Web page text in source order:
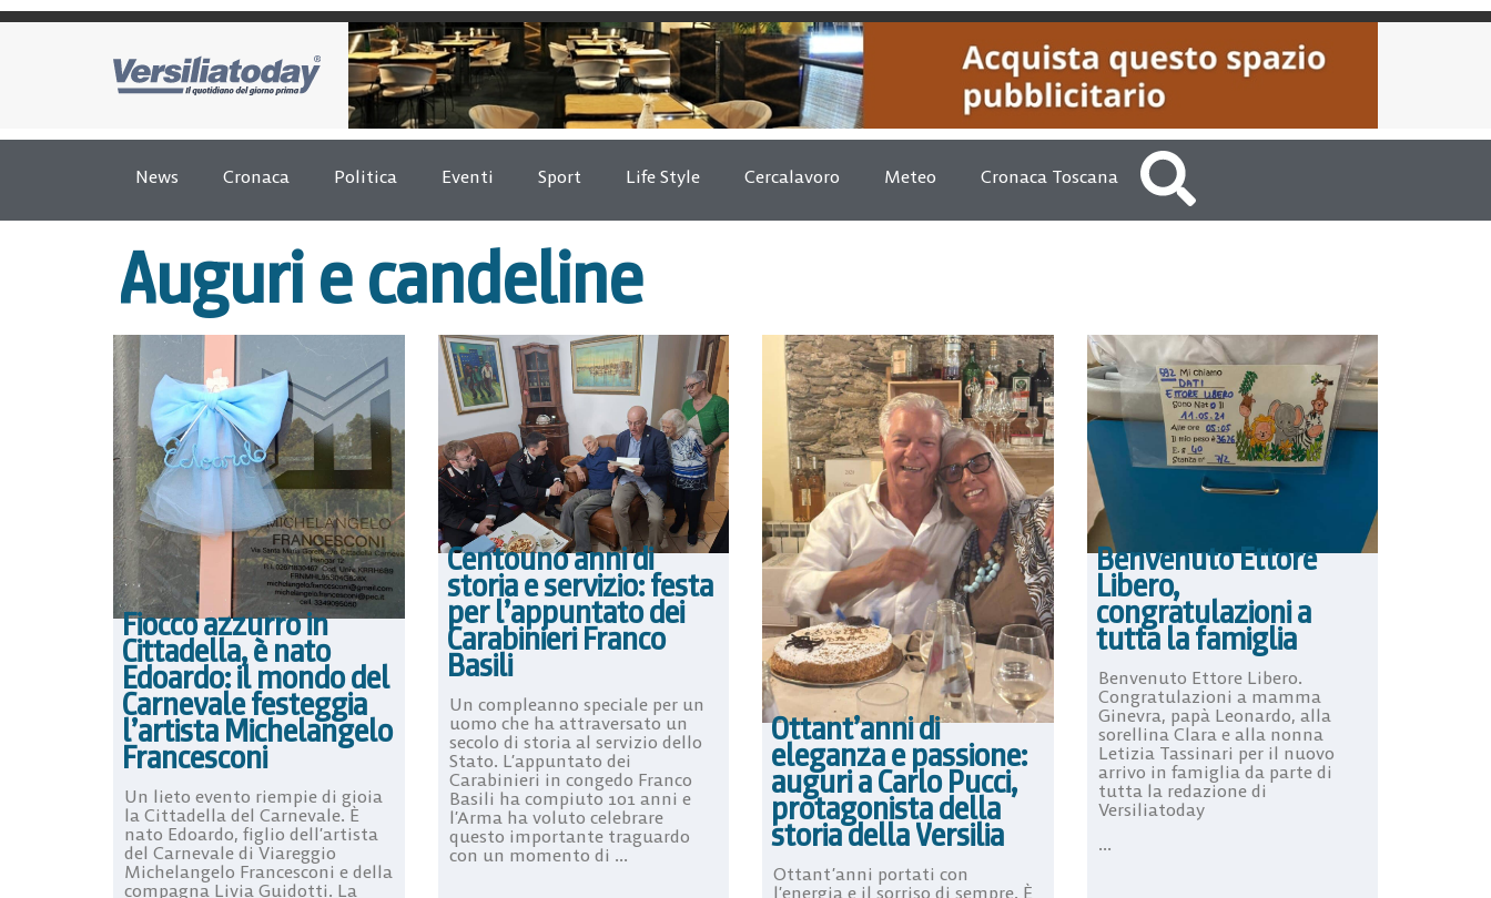
News Cronaca Politica Eventi Sport Life Style Cercalavoro Meteo Cronaca Toscana
Auguri e candeline
Fiocco azzurro in
Cittadella, è nato
Edoardo: il mondo del
Carnevale festeggia
l’artista Michelangelo
Francesconi
Un lieto evento riempie di gioia
la Cittadella del Carnevale. È
nato Edoardo, figlio dell’artista
del Carnevale di Viareggio
Michelangelo Francesconi e della
compagna Livia Guidotti. La
Centouno anni di
storia e servizio: festa
per l’appuntato dei
Carabinieri Franco
Basili
Un compleanno speciale per un
uomo che ha attraversato un
secolo di storia al servizio dello
Stato. L’appuntato dei
Carabinieri in congedo Franco
Basili ha compiuto 101 anni e
l’Arma ha voluto celebrare
questo importante traguardo
con un momento di ...
Ottant’anni di
eleganza e passione:
auguri a Carlo Pucci,
protagonista della
storia della Versilia
Ottant’anni portati con
l’energia e il sorriso di sempre. È
Benvenuto Ettore
Libero,
congratulazioni a
tutta la famiglia
Benvenuto Ettore Libero.
Congratulazioni a mamma
Ginevra, papà Leonardo, alla
sorellina Clara e alla nonna
Letizia Tassinari per il nuovo
arrivo in famiglia da parte di
tutta la redazione di
Versiliatoday
...